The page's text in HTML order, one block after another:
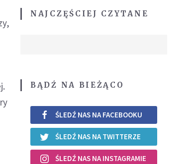
NAJCZĘŚCIEJ CZYTANE
BĄDŹ NA BIEŻĄCO
ŚLEDŹ NAS NA FACEBOOKU
ŚLEDŹ NAS NA TWITTERZE
ŚLEDŹ NAS NA INSTAGRAMIE